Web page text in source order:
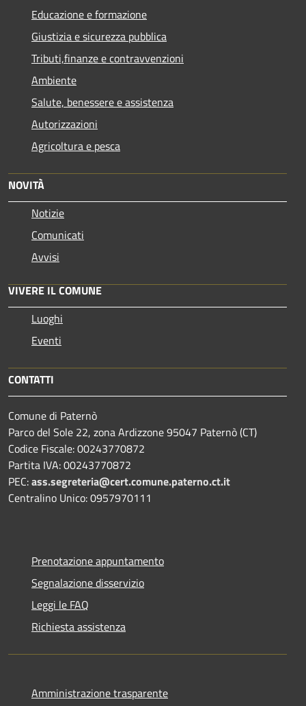
Educazione e formazione
Giustizia e sicurezza pubblica
Tributi,finanze e contravvenzioni
Ambiente
Salute, benessere e assistenza
Autorizzazioni
Agricoltura e pesca
NOVITÀ
Notizie
Comunicati
Avvisi
VIVERE IL COMUNE
Luoghi
Eventi
CONTATTI
Comune di Paternò
Parco del Sole 22, zona Ardizzone 95047 Paternò (CT)
Codice Fiscale: 00243770872
Partita IVA: 00243770872
PEC:ass.segreteria@cert.comune.paterno.ct.it
Centralino Unico: 0957970111
Prenotazione appuntamento
Segnalazione disservizio
Leggi le FAQ
Richiesta assistenza
Amministrazione trasparente